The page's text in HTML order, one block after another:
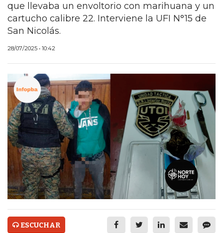
SAN PEDRO
PROVINCIA
PAIS
ULTIMAS NOTICIAS
TEMAS DESTACADOS
TECNOLOGÍA
SERVICIOS
PRONÓSTICO
HORÓSCOPO
QUÉ ES
que llevaba un envoltorio con marihuana y un
cartucho calibre 22. Interviene la UFI N°15 de
San Nicolás.
28/07/2025 • 10:42
ESCUCHAR